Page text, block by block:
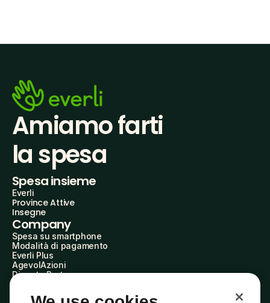
Amiamo farti
la spesa
Spesa insieme
Everli
Province Attive
Insegne
Company
Spesa su smartphone
Modalità di pagamento
Everli Plus
AgevolAzioni
Diventa Partner
Everli Shoppers